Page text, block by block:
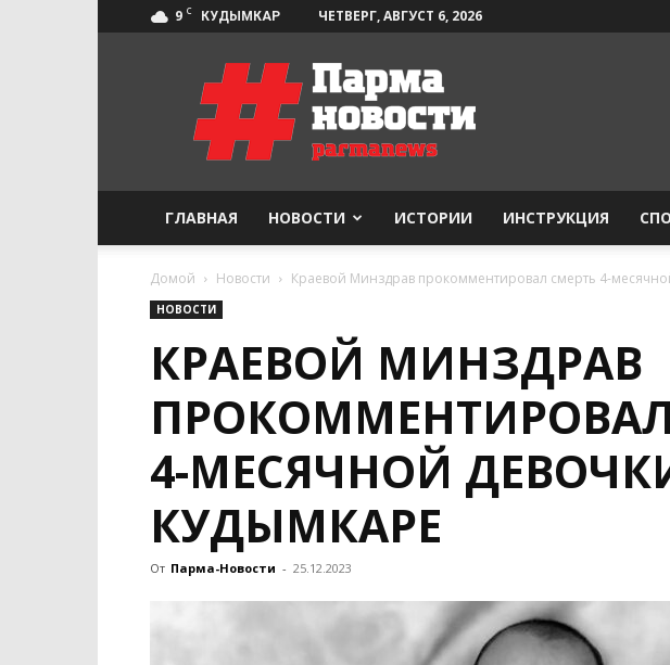
9 C КУДЫМКАР ЧЕТВЕРГ, АВГУСТ 6, 2026
Парма-
Новости
ГЛАВНАЯ НОВОСТИ ИСТОРИИ ИНСТРУКЦИЯ
Домой Новости Краевой Минздрав прокомментировал смерть 4-
НОВОСТИ
КРАЕВОЙ МИНЗДРАВ
4-МЕСЯЧНОЙ
КУДЫМКАРЕ
От Парма-Новости - 25.12.2023